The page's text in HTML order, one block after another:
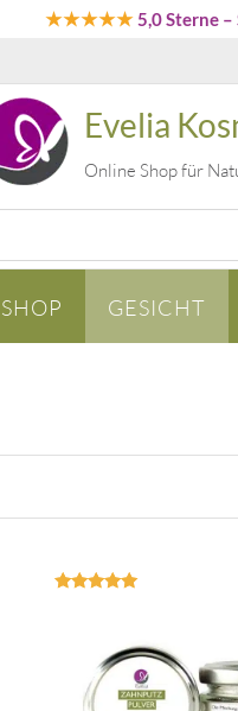
★★★★★5,0 Sterne –
Evelia
Online Shop für
SHOP GESICHT
von 5